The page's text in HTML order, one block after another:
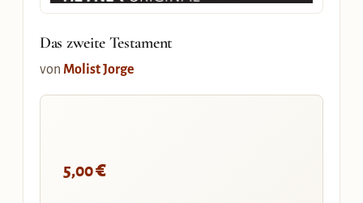
Das zweite Testament
von Molist Jorge
5,00€